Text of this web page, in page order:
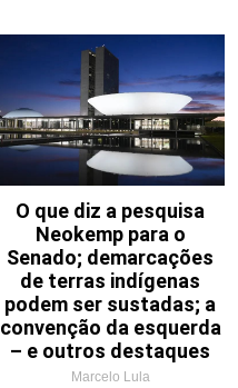
O que diz a pesquisa
Neokemp para o
Senado; demarcações
de terras indígenas
podem ser sustadas; a
convenção da esquerda
– e outros destaques
Marcelo Lula